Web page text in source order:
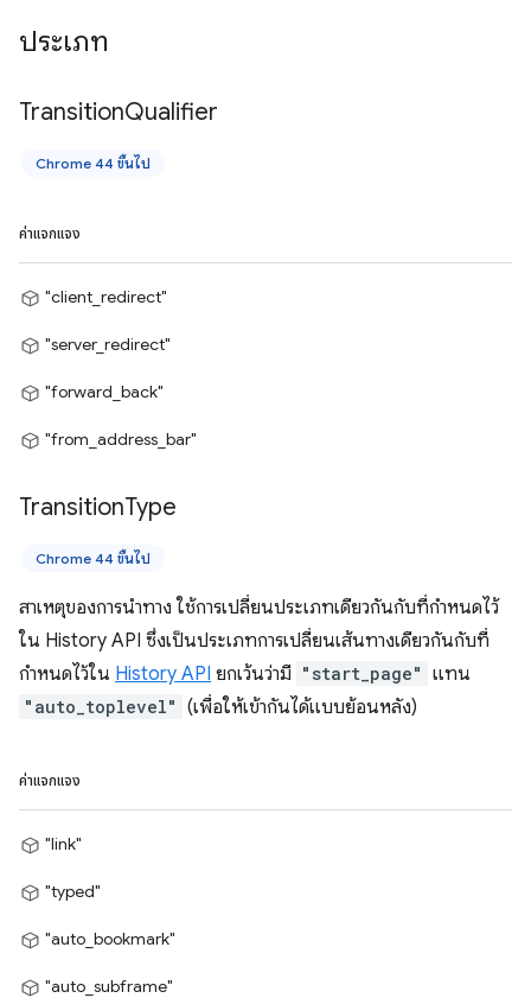
ประเภท
TransitionQualifier
Chrome 44 ขึ้นไป
ค่าแจกแจง
"client_redirect"
"server_redirect"
"forward_back"
"from_address_bar"
TransitionType
Chrome 44 ขึ้นไป
สาเหตุของการนำทาง ใช้การเปลี่ยนประเภทเดียวกันกับที่กำหนดไว้
ใน History API ซึ่งเป็นประเภทการเปลี่ยนเส้นทางเดียวกันกับที่
กำหนดไว้ใน History API ยกเว้นว่ามี "start_page" แทน
"auto_toplevel" (เพื่อให้เข้ากันได้แบบย้อนหลัง)
ค่าแจกแจง
"link"
"typed"
"auto_bookmark"
"auto_subframe"